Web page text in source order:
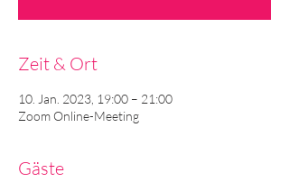
Zeit & Ort
10. Jan. 2023, 19:00 – 21:00
Zoom Online-Meeting
Gäste